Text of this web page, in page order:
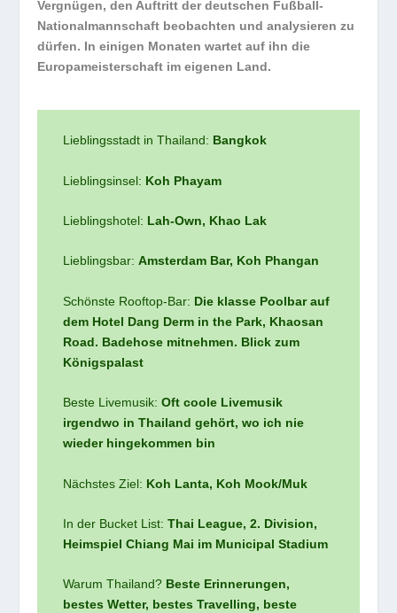
Vergnügen, den Auftritt der deutschen Fußball-
Nationalmannschaft beobachten und analysieren zu
dürfen. In einigen Monaten wartet auf ihn die
Europameisterschaft im eigenen Land.
Lieblingsstadt in Thailand: Bangkok
Lieblingsinsel: Koh Phayam
Lieblingshotel: Lah-Own, Khao Lak
Lieblingsbar:Amsterdam Bar, Koh Phangan
Schönste Rooftop-Bar: Die klasse Poolbar auf
dem Hotel Dang Derm in the Park, Khaosan
Road. Badehose mitnehmen. Blick zum
Königspalast
Beste Livemusik:Oft coole Livemusik
irgendwo in Thailand gehört, wo ich nie
wieder hingekommen bin
Nächstes Ziel: Koh Lanta, Koh Mook/Muk
In der Bucket List:Thai League, 2. Division,
Heimspiel Chiang Mai im Municipal Stadium
Warum Thailand? Beste Erinnerungen,
bestes Wetter, bestes Travelling, beste